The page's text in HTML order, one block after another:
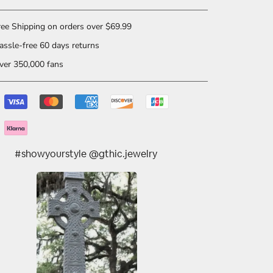
Shipping on orders over $69.99
free 60 days returns
350,000 fans
#showyourstyle @gthic.jewelry